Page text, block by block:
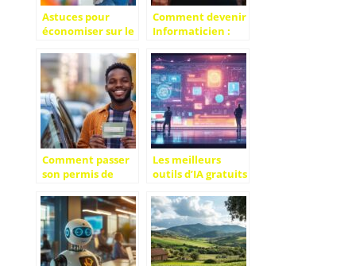
Astuces pour
économiser sur le
rentrée scolaire
Comment devenir
Informaticien :
diplômes, salaire,
les différents
métiers de
l’informatique
pour réussir dans
le conseil SI
Comment passer
son permis de
ruiner ?
Décryptage des
dépenses inutiles
à bannir
Les meilleurs
outils d’IA gratuits
vos projets
personnels et
professionnels